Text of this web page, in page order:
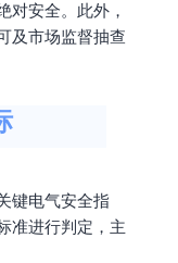
对安全。此外，
及市场监督抽查
键电气安全指
准进行判定，主